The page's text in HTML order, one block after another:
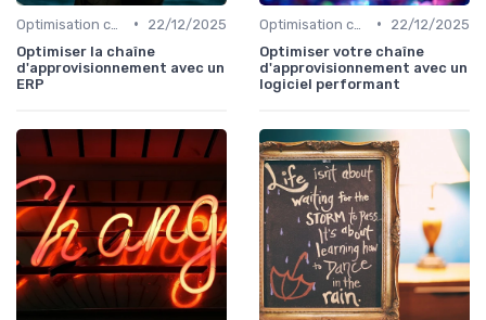
•
22/12/2025
Optimiser la chaîne
d'approvisionnement avec un
ERP
•
22/12/2025
Optimiser votre chaîne
d'approvisionnement avec un
logiciel performant